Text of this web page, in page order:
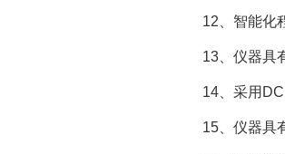
12、智能化程
13、仪器具有
14、采用
15、仪器具有